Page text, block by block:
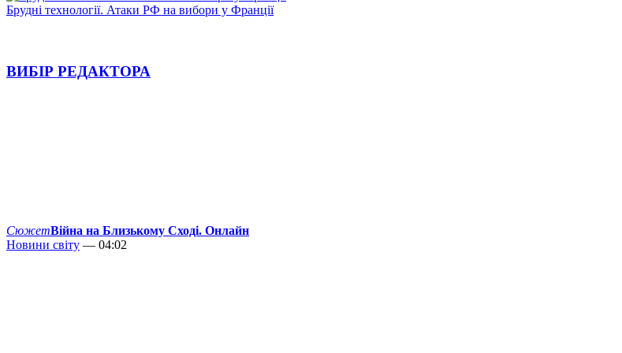
Брудні технології. Атаки РФ на вибори у Франції
ВИБІР РЕДАКТОРА
СюжетВійна на Близькому Сході. Онлайн
Новини світу — 04:02